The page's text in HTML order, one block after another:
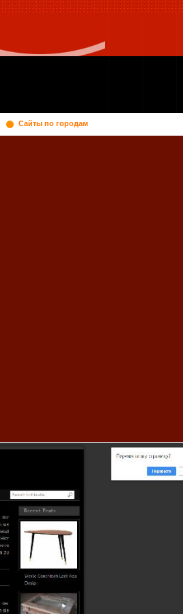
Сайты по городам